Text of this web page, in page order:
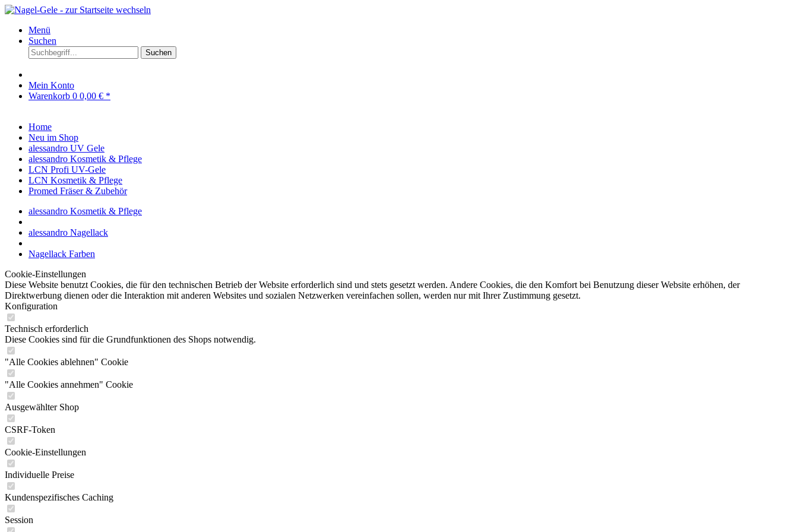
Menü
Suchen
Suchen
Mein Konto
Warenkorb 0 0,00 € *
Home
Neu im Shop
alessandro UV Gele
alessandro Kosmetik & Pflege
LCN Profi UV-Gele
LCN Kosmetik & Pflege
Promed Fräser & Zubehör
alessandro Kosmetik & Pflege
alessandro Nagellack
Nagellack Farben
Cookie-Einstellungen
Diese Website benutzt Cookies, die für den technischen Betrieb der Website erforderlich sind und stets gesetzt werden. Andere Cookies, die den Komfort bei Benutzung dieser Website erhöhen, der
Direktwerbung dienen oder die Interaktion mit anderen Websites und sozialen Netzwerken vereinfachen sollen, werden nur mit Ihrer Zustimmung gesetzt.
Konfiguration
Technisch erforderlich
Diese Cookies sind für die Grundfunktionen des Shops notwendig.
"Alle Cookies ablehnen" Cookie
"Alle Cookies annehmen" Cookie
Ausgewählter Shop
CSRF-Token
Cookie-Einstellungen
Individuelle Preise
Kundenspezifisches Caching
Session